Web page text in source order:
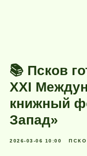
📚 Псков
XXI
книжный
Запад»
2026-03-06 10:00